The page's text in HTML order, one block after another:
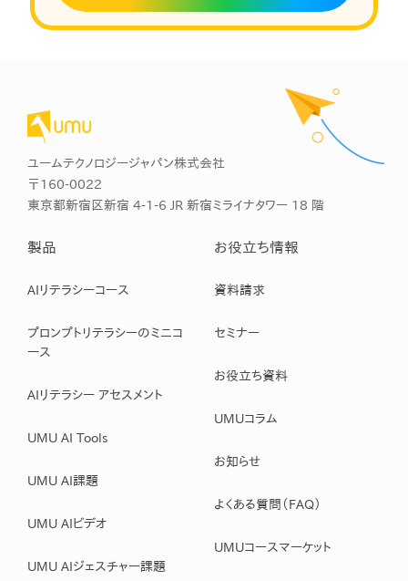
ユームテクノロジージャパン株式会社
〒160-0022
東京都新宿区新宿 4-1-6 JR 新宿ミライナタワー 18 階
製品
AIリテラシーコース
プロンプトリテラシーのミニコ
ース
AIリテラシー アセスメント
UMU AI Tools
UMU AI課題
UMU AIビデオ
UMU AIジェスチャー課題
お役立ち情報
資料請求
セミナー
お役立ち資料
UMUコラム
お知らせ
よくある質問（FAQ）
UMUコースマーケット